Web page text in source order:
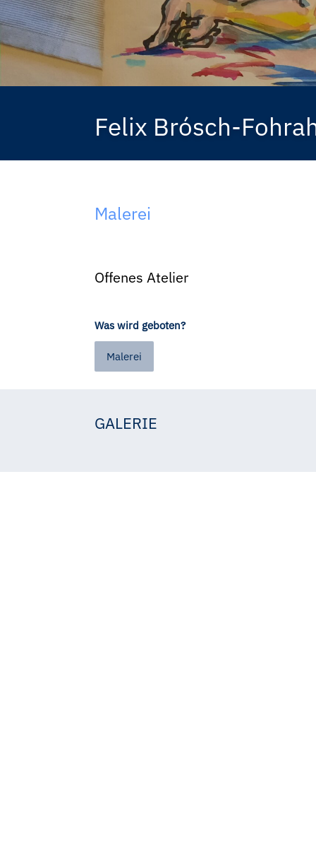
Felix Brósch-
Malerei
Offenes Atelier
Was wird geboten?
Malerei
GALERIE